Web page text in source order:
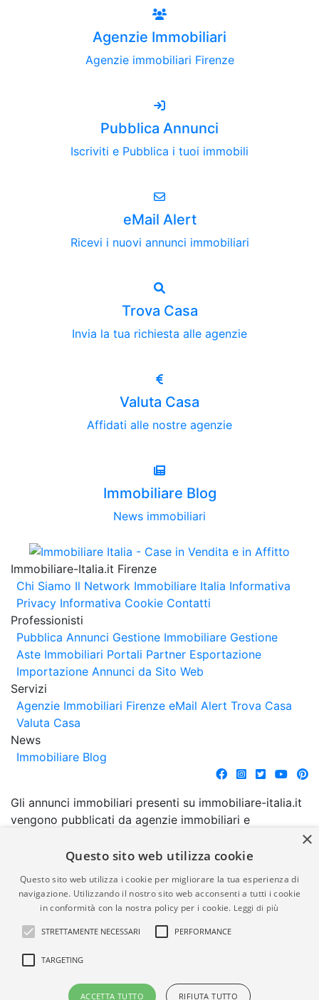
Agenzie Immobiliari
Agenzie immobiliari Firenze
Pubblica Annunci
Iscriviti e Pubblica i tuoi immobili
eMail Alert
Ricevi i nuovi annunci immobiliari
Trova Casa
Invia la tua richiesta alle agenzie
Valuta Casa
Affidati alle nostre agenzie
Immobiliare Blog
News immobiliari
Immobiliare-Italia.it Firenze
Chi Siamo Il Network Immobiliare Italia Informativa
Privacy Informativa Cookie Contatti
Professionisti
Pubblica Annunci Gestione Immobiliare Gestione
Aste Immobiliari Portali Partner Esportazione
Importazione Annunci da Sito Web
Servizi
Agenzie Immobiliari Firenze eMail Alert Trova Casa
Valuta Casa
News
Immobiliare Blog
Gli annunci immobiliari presenti su immobiliare-italia.it
vengono pubblicati da agenzie immobiliari e
comporta l'approvazione o l'avallo da parte di
garanzia da parte di quest'ultima. immobiliare-italia.it
quindi non è responsabile della veridicità, della
correttezza, della completezza, della normativa in
materia di privacy e/o di alcun altro aspetto dei
suddetti annunci.
© Copyright 2007 - 2026
Powered by
×
Questo sito web utilizza cookie
Questo sito web utilizza i cookie per migliorare la tua esperienza di
navigazione. Utilizzando il nostro sito web acconsenti a tutti i cookie
in conformità con la nostra policy per i cookie. Leggi di più
STRETTAMENTE NECESSARI PERFORMANCE
TARGETING
ACCETTA TUTTO RIFIUTA TUTTO